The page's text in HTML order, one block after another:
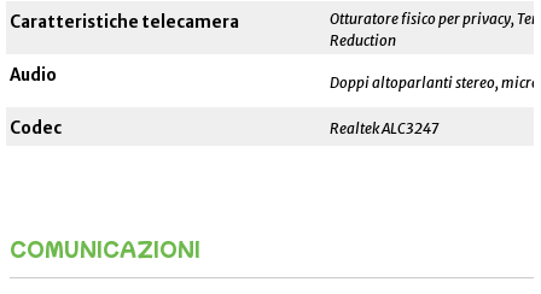
Caratteristiche telecamera
Otturatore fisico per privacy,
Reduction
Audio Doppi altoparlanti stereo,
Codec Realtek ALC3247
COMUNICAZIONI